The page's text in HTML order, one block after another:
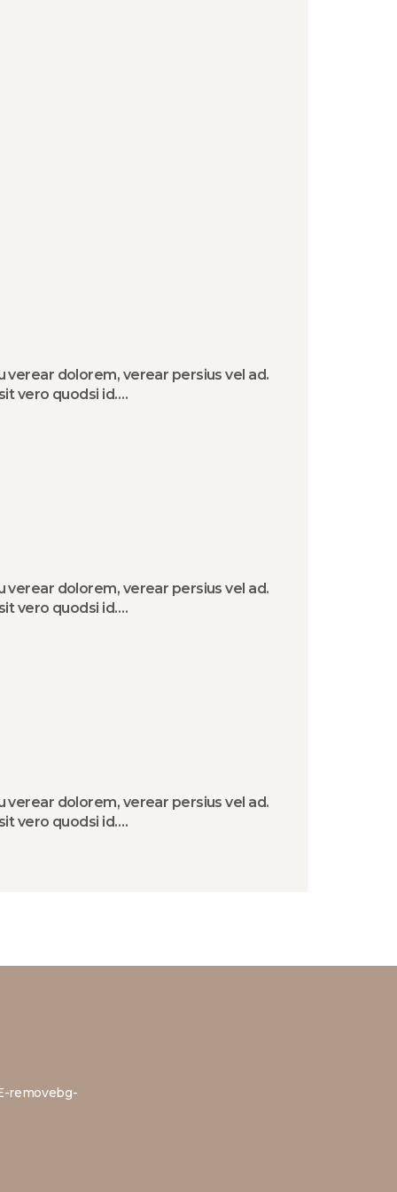
dolorem, verear persius vel ad.
vero quodsi id.…
dolorem, verear persius vel ad.
vero quodsi id.…
dolorem, verear persius vel ad.
vero quodsi id.…